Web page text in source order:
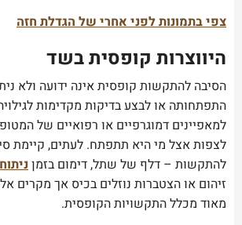
צפי בתמונות לפני אחרי של הגדלת חזה
היווצרות קופסית בשד
הסיבה להתקשות קופסית אינה ידועה ולא
התפתחותה או לבצע בדיקות מקדימות
למאפיינים דמוגרפיים או רפואיים של
לצפות אצל מי היא תתפתח. לעתים, קיימת
להתקשות – דלף של שתל, דימום בזמן
זיהום או הצטברות נוזלים בכיס אך מקרים
מאוד מכלל התקשויות הקופסית.